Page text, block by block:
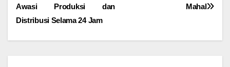
Mahal
Awasi Produksi dan
Distribusi Selama 24 Jam